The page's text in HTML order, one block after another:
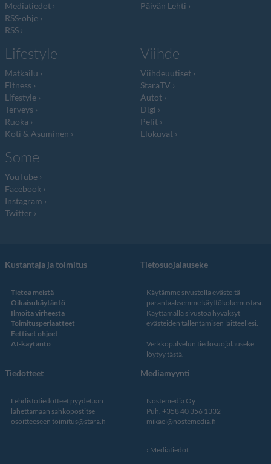
Mediatiedot
RSS-ohje
RSS
Päivän Lehti
Lifestyle
Matkailu
Fitness
Lifestyle
Terveys
Ruoka
Koti & Asuminen
Viihde
Viihdeuutiset
StaraTV
Autot
Digi
Pelit
Elokuvat
Some
YouTube
Facebook
Instagram
Twitter
Kustantaja ja toimitus
Tietoa meistä
Oikaisukäytäntö
Ilmoita virheestä
Toimitusperiaatteet
Eettiset ohjeet
AI-käytäntö
Tietosuojalauseke
Käytämme sivustolla evästeitä
parantaaksemme käyttökokemustasi.
Käyttämällä sivustoa hyväksyt
evästeiden tallentamisen laitteellesi.
Verkkopalvelun tiedosuojalauseke
löytyy tästä.
Tiedotteet
Lehdistötiedotteet pyydetään
lähettämään sähköpostitse
osoitteeseen toimitus@stara.fi
Mediamyynti
Nostemedia Oy
Puh. +358 40 356 1332
mikael@nostemedia.fi
Mediatiedot